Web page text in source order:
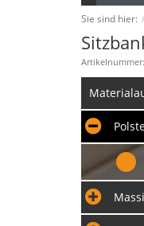
Sie sind hier: